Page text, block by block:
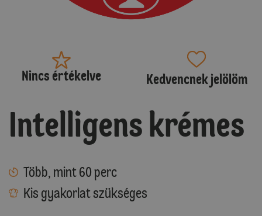
Nincs értékelve Kedvencnek jelölöm
Intelligens krémes
Több, mint 60 perc
Kis gyakorlat szükséges